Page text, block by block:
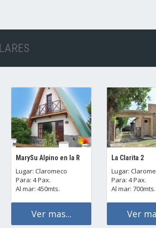
MarySu Alpino en la R
Lugar: Claromeco
Para: 4 Pax.
Al mar: 450mts.
Ver mas...
La Clarita 2
Lugar:
Para: 4 Pax.
Al mar: 700mts.
Ver